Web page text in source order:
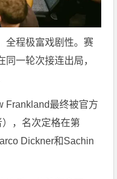
全程极富戏剧性。赛
一轮次接连出局，
Frankland最终被官方
），名次定格在第
Dickner和Sachin